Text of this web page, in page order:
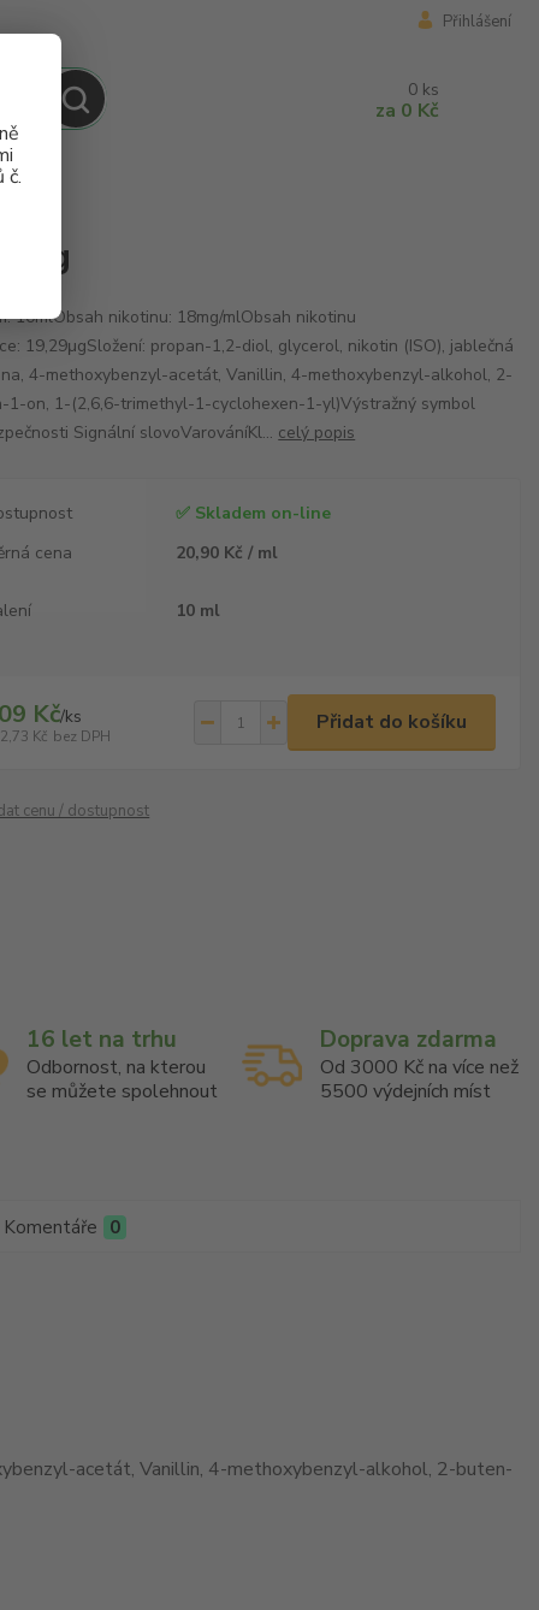
č.
Přihlášení
0 ks
za 0 Kč
10mlObsah nikotinu: 18mg/mlObsah nikotinu
19,29μgSložení: propan-1,2-diol, glycerol, nikotin (ISO), jablečná
4-methoxybenzyl-acetát, Vanillin, 4-methoxybenzyl-alkohol, 2-
1-on, 1-(2,6,6-trimethyl-1-cyclohexen-1-yl)Výstražný symbol
Signální slovoVarováníKl... celý popis
✅ Skladem on-line
cena
20,90 Kč / ml
10 ml
Kč/ks
Kč bez DPH
Přidat do košíku
cenu / dostupnost
16 let na trhu
Odbornost, na kterou
se můžete spolehnout
Doprava zdarma
Od 3000 Kč na více než
5500 výdejních míst
Komentáře 0
acetát, Vanillin, 4-methoxybenzyl-alkohol, 2-buten-